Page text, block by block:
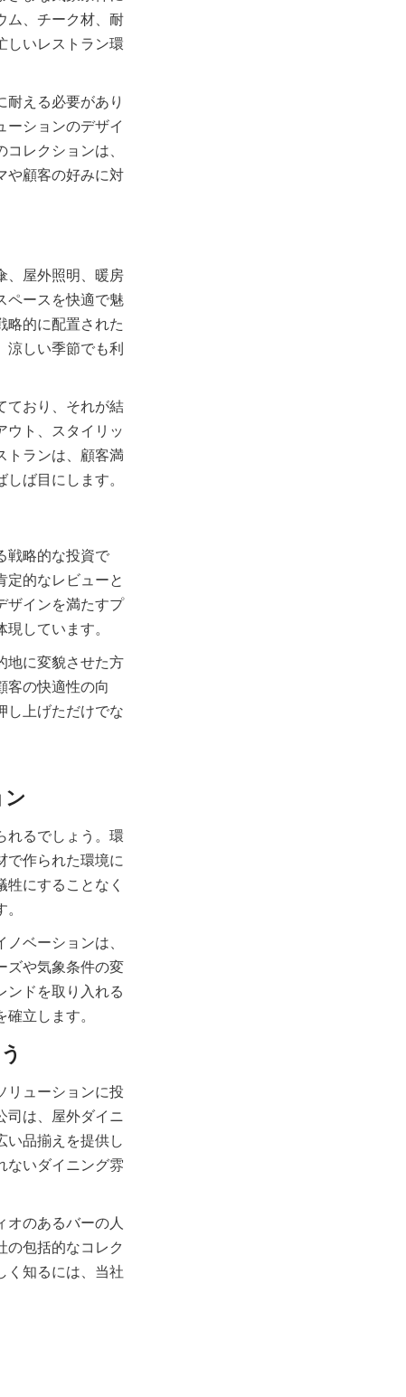
ム、チーク材、耐
しいレストラン環
える必要があり
ーションのデザイ
レクションは、
や顧客の好みに対
、屋外照明、暖房
ペースを快適で魅
略的に配置された
涼しい季節でも利
ており、それが結
ウト、スタイリッ
トランは、顧客満
戦略的な投資で
定的なレビューと
ザインを満たすプ
地に変貌させた方
客の快適性の向
し上げただけでな
れるでしょう。環
で作られた環境に
にすることなく
ベーションは、
ズや気象条件の変
ンドを取り入れる
リューションに投
司は、屋外ダイニ
い品揃えを提供し
ないダイニング雰
オのあるバーの人
の包括的なコレク
く知るには、当社